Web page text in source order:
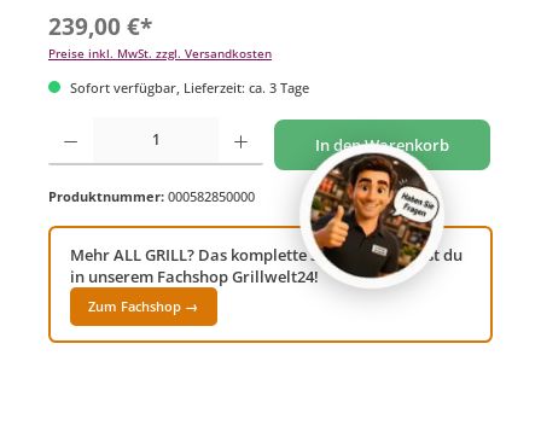
239,00 €*
Preise inkl. MwSt. zzgl. Versandkosten
Sofort verfügbar, Lieferzeit: ca. 3 Tage
Produkt Anzahl: Gib den gewünschten Wert ein oder benutze die Schaltflächen um
In den Warenkorb
Produktnummer: 000582850000
Mehr ALL GRILL? Das komplette Sortiment findest du
in unserem Fachshop Grillwelt24!
Zum Fachshop →